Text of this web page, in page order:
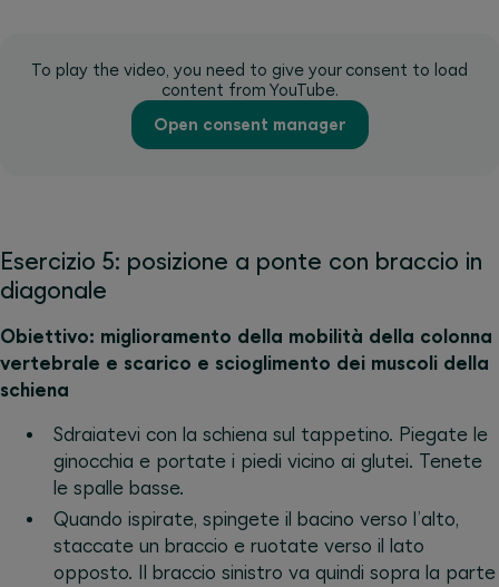
To play the video, you need to give your consent to load
content from YouTube.
Open consent manager
Esercizio 5: posizione a ponte con braccio in
diagonale
Obiettivo: miglioramento della mobilità della colonna
vertebrale e scarico e scioglimento dei muscoli della
schiena
Sdraiatevi con la schiena sul tappetino. Piegate le
ginocchia e portate i piedi vicino ai glutei. Tenete
le spalle basse.
Quando ispirate, spingete il bacino verso l’alto,
staccate un braccio e ruotate verso il lato
opposto. Il braccio sinistro va quindi sopra la parte